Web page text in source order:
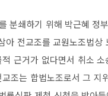
분쇄하기 위해 박근혜
아 전교조를 교원노조법
근거가 없다면서 취소
조는 합법노조로서 그